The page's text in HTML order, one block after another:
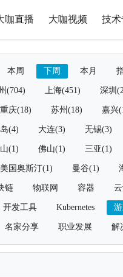
咖直播 大咖视频 技术
本周 下周 本月
(704) 上海(451) 深圳
重庆(18) 苏州(18) 嘉兴
(4) 大连(3) 无锡(3)
(1) 佛山(1) 三亚(1)
美国奥斯汀(1) 曼谷(1)
链 物联网 容器
开发工具 Kubernetes
名家分享 职业发展 解